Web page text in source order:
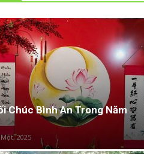
Chúc Bình An Trong Năm
2025